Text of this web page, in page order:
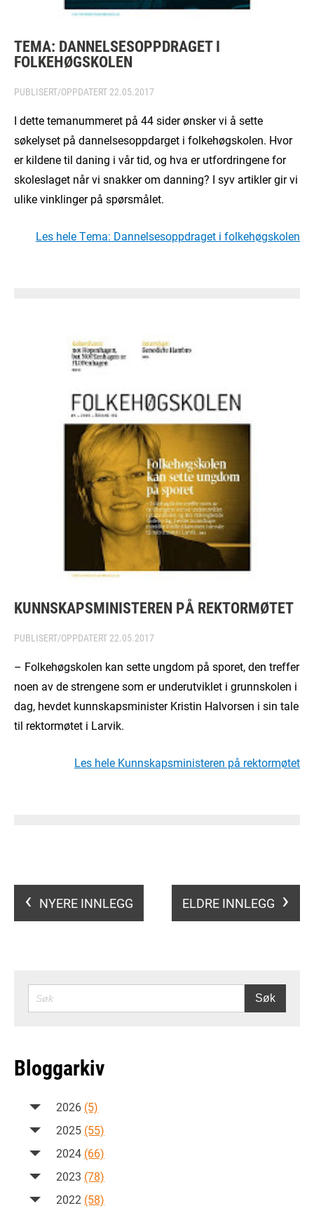
TEMA: DANNELSESOPPDRAGET I
FOLKEHØGSKOLEN
PUBLISERT/OPPDATERT 22.05.2017
I dette temanummeret på 44 sider ønsker vi å sette
søkelyset på dannelsesoppdarget i folkehøgskolen. Hvor
er kildene til daning i vår tid, og hva er utfordringene for
skoleslaget når vi snakker om danning? I syv artikler gir vi
ulike vinklinger på spørsmålet.
Les hele Tema: Dannelsesoppdraget i folkehøgskolen
KUNNSKAPSMINISTEREN PÅ REKTORMØTET
PUBLISERT/OPPDATERT 22.05.2017
– Folkehøgskolen kan sette ungdom på sporet, den treffer
noen av de strengene som er underutviklet i grunnskolen i
dag, hevdet kunnskapsminister Kristin Halvorsen i sin tale
til rektormøtet i Larvik.
Les hele Kunnskapsministeren på rektormøtet
NYERE INNLEGG ELDRE INNLEGG
SØK Søk
Bloggarkiv
2026 (5)
2025 (55)
2024 (66)
2023 (78)
2022 (58)